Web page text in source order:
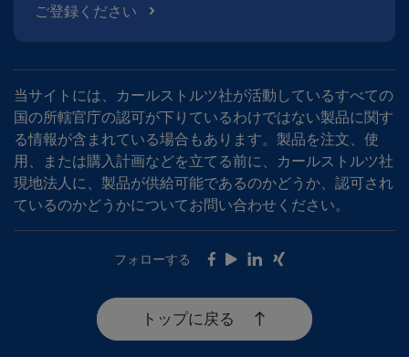
ご登録ください
当サイトには、カールストルツ社が活動しているすべての
国の所轄官庁の認可が下りているわけではない製品に関す
る情報が含まれている場合もあります。製品を注文、使
用、または購入計画などを立てる前に、カールストルツ社
現地法人に、製品が供給可能であるのかどうか、認可され
ているのかどうかについてお問い合わせください。
フォローする Facebook
Youtube
LinkedIn
Xing
トップに戻る